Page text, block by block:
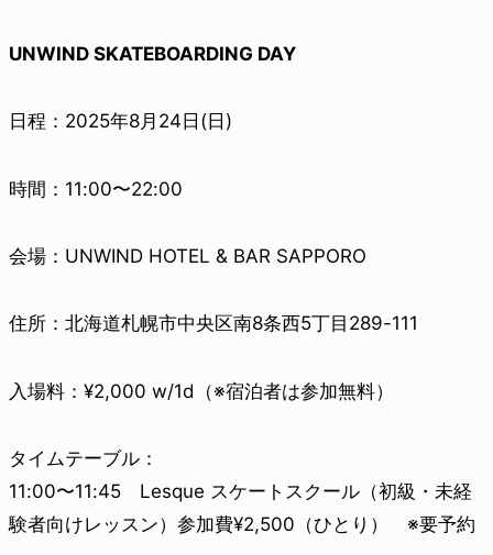
UNWIND SKATEBOARDING DAY
日程：2025年8月24日(日)
時間：11:00〜22:00
会場：UNWIND HOTEL & BAR SAPPORO
住所：北海道札幌市中央区南8条西5丁目289-111
入場料：¥2,000 w/1d（※宿泊者は参加無料）
タイムテーブル：
11:00〜11:45 Lesque スケートスクール（初級・未経
験者向けレッスン）参加費¥2,500（ひとり） ※要予約